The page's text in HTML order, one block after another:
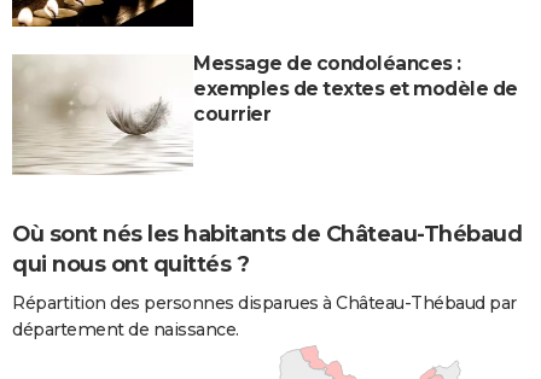
Message de condoléances :
exemples de textes et modèle de
courrier
Où sont nés les habitants de Château-Thébaud
qui nous ont quittés ?
Répartition des personnes disparues à Château-Thébaud par
département de naissance.